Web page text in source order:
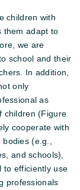
children with
them adapt to
we are
school and their
In addition,
only
as
children (Figure
cooperate with
(e.g.,
and schools),
to efficiently use
professionals